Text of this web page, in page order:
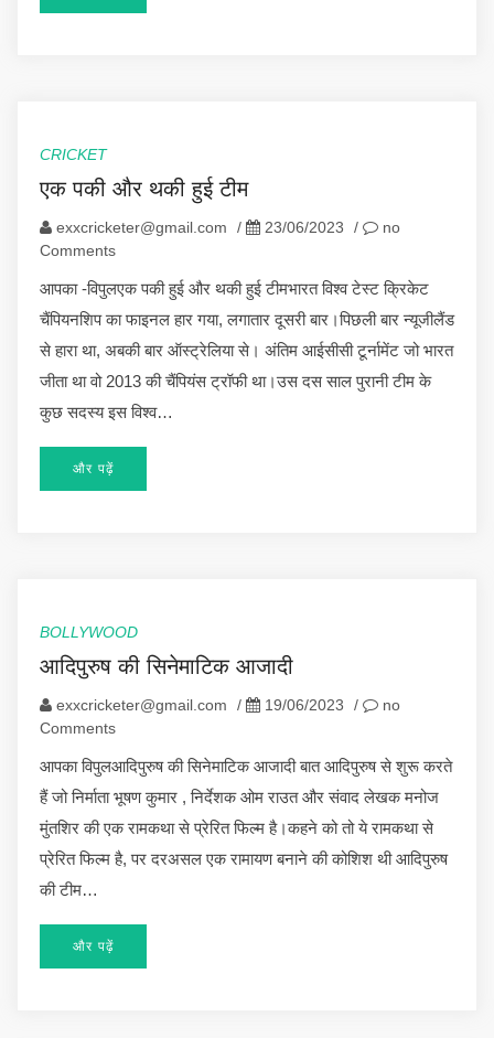
CRICKET
एक पकी और थकी हुई टीम
exxcricketer@gmail.com / 23/06/2023 /
no
Comments
आपका -विपुलएक पकी हुई और थकी हुई टीमभारत विश्व टेस्ट क्रिकेट
चैंपियनशिप का फाइनल हार गया, लगातार दूसरी बार।पिछली बार न्यूजीलैंड
से हारा था, अबकी बार ऑस्ट्रेलिया से। अंतिम आईसीसी टूर्नामेंट जो भारत
जीता था वो 2013 की चैंपियंस ट्रॉफी था।उस दस साल पुरानी टीम के
कुछ सदस्य इस विश्व…
और पढ़ें
BOLLYWOOD
आदिपुरुष की सिनेमाटिक आजादी
exxcricketer@gmail.com / 19/06/2023 /
no
Comments
आपका विपुलआदिपुरुष की सिनेमाटिक आजादी बात आदिपुरुष से शुरू करते
हैं जो निर्माता भूषण कुमार , निर्देशक ओम राउत और संवाद लेखक मनोज
मुंतशिर की एक रामकथा से प्रेरित फिल्म है।कहने को तो ये रामकथा से
प्रेरित फिल्म है, पर दरअसल एक रामायण बनाने की कोशिश थी आदिपुरुष
की टीम…
और पढ़ें